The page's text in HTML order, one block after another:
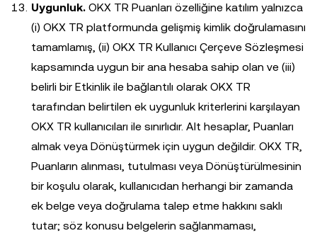
Uygunluk. OKX TR Puanları özelliğine katılım yalnızca
(i) OKX TR platformunda gelişmiş kimlik doğrulamasını
tamamlamış, (ii) OKX TR Kullanıcı Çerçeve Sözleşmesi
kapsamında uygun bir ana hesaba sahip olan ve (iii)
belirli bir Etkinlik ile bağlantılı olarak OKX TR
tarafından belirtilen ek uygunluk kriterlerini karşılayan
OKX TR kullanıcıları ile sınırlıdır. Alt hesaplar, Puanları
almak veya Dönüştürmek için uygun değildir. OKX TR,
Puanların alınması, tutulması veya Dönüştürülmesinin
bir koşulu olarak, kullanıcıdan herhangi bir zamanda
ek belge veya doğrulama talep etme hakkını saklı
tutar; söz konusu belgelerin sağlanmaması,